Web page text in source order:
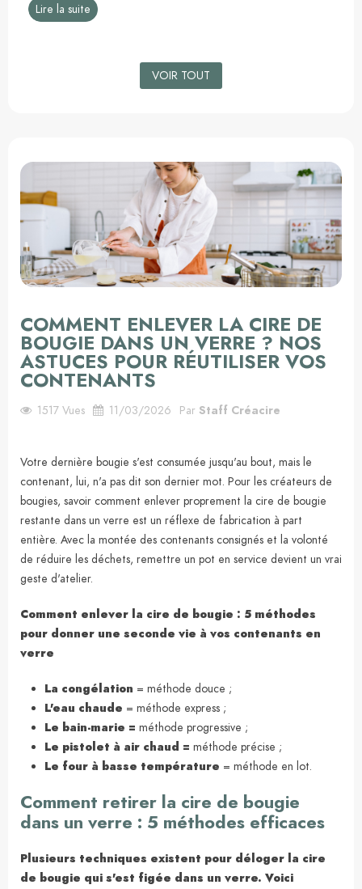
Lire la suite
VOIR TOUT
COMMENT ENLEVER LA CIRE DE
BOUGIE DANS UN VERRE ? NOS
ASTUCES POUR RÉUTILISER VOS
CONTENANTS
1517 Vues 11/03/2026 Par Staff Créacire
Votre dernière bougie s'est consumée jusqu'au bout, mais le
contenant, lui, n'a pas dit son dernier mot. Pour les créateurs de
bougies, savoir comment enlever proprement la cire de bougie
restante dans un verre est un réflexe de fabrication à part
entière. Avec la montée des contenants consignés et la volonté
de réduire les déchets, remettre un pot en service devient un vrai
geste d'atelier.
Comment enlever la cire de bougie : 5 méthodes
pour donner une seconde vie à vos contenants en
verre
La congélation = méthode douce ;
L'eau chaude = méthode express ;
Le bain-marie = méthode progressive ;
Le pistolet à air chaud = méthode précise ;
Le four à basse température = méthode en lot.
Comment retirer la cire de bougie
dans un verre : 5 méthodes efficaces
Plusieurs techniques existent pour déloger la cire
de bougie qui s'est figée dans un verre. Voici